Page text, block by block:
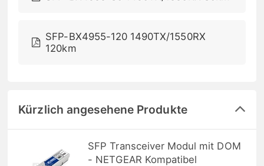
SFP-BX4955-120 1490TX/1550RX
120km
Kürzlich angesehene Produkte
SFP Transceiver Modul mit DOM
- NETGEAR Kompatibel